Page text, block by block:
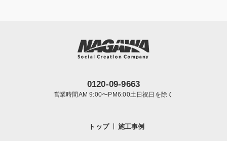
0120-09-9663
営業時間AM 9:00〜PM6:00土日祝日を除く
トップ 施工事例